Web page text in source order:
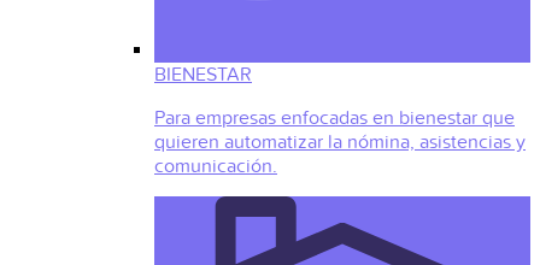
BIENESTAR
Para empresas enfocadas en bienestar que
quieren automatizar la nómina, asistencias y
comunicación.